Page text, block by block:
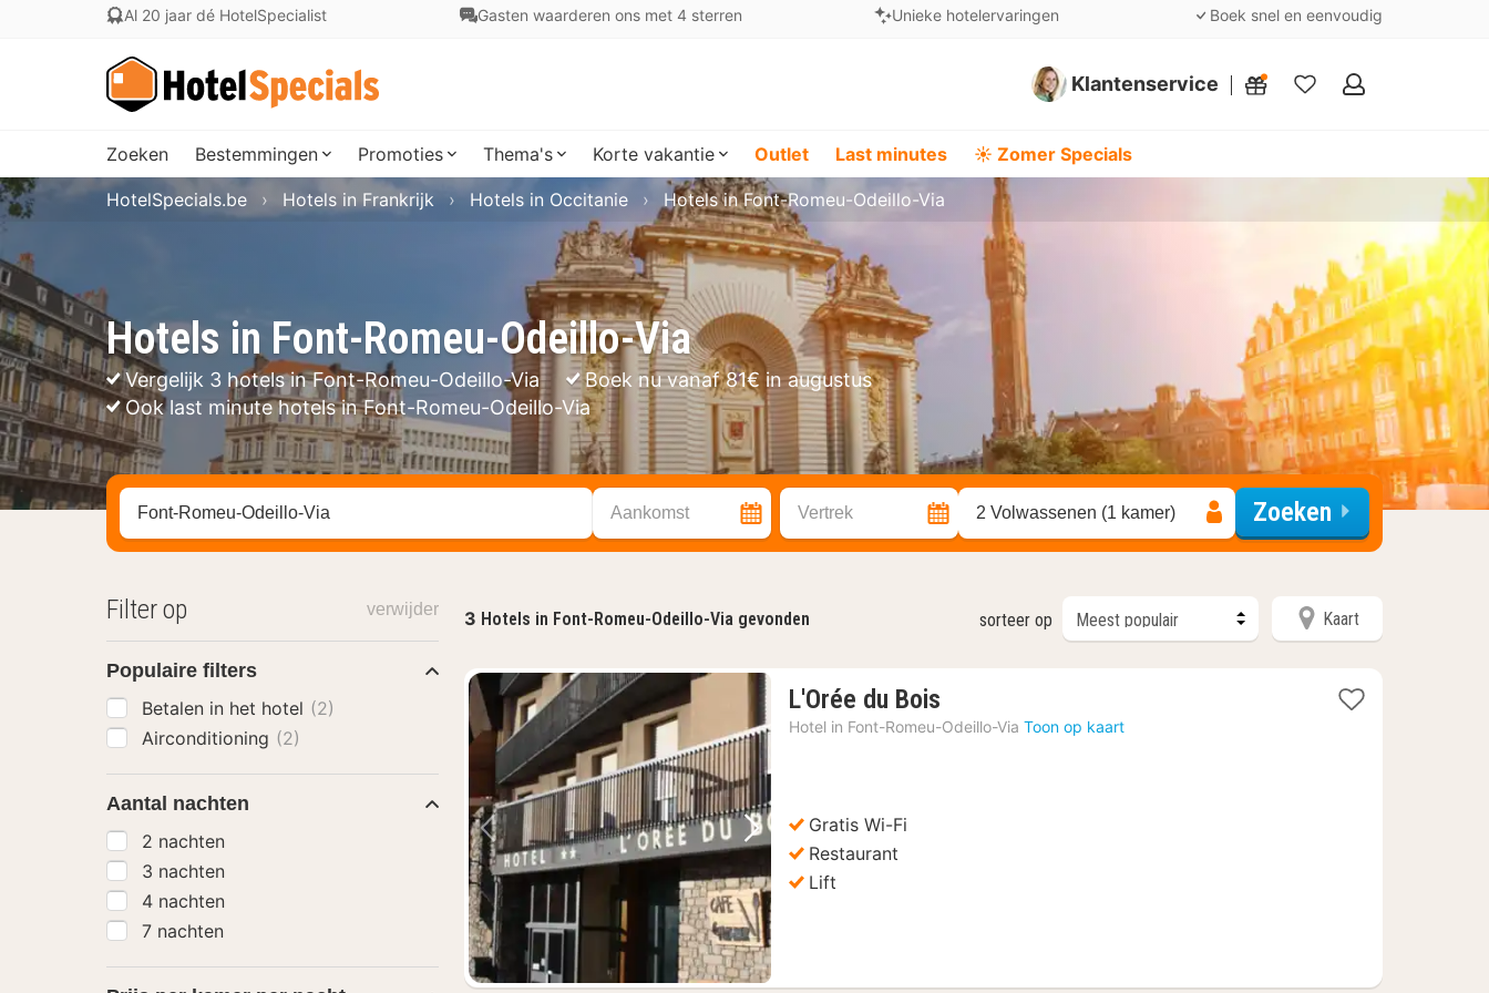
Al 20 jaar dé HotelSpecialist Gasten waarderen ons met 4 sterren Unieke hotelervaringen Boek snel en eenvoudig
Klantenservice
Mijn
Zoeken Bestemmingen Promoties Thema's Korte vakantie Outlet Last minutes ☀️ Zomer Specials
Hotels in Font-Romeu-Odeillo-Via
Vergelijk 3 hotels in Font-Romeu-Odeillo-Via
Boek nu vanaf 81€ in augustus
Ook last minute hotels in Font-Romeu-Odeillo-Via
HotelSpecials.be Hotels in Frankrijk Hotels in Occitanie Hotels in Font-Romeu-Odeillo-Via
Zoek op hotel, regio of stad Aankomst Vertrek 2 Volwassenen (1 kamer) Zoeken
3 Hotels in Font-Romeu-Odeillo-Via gevonden sorteer op Kaart
Vorige foto Volgende foto
L'Orée du Bois
nacht
Hotel in Font-Romeu-Odeillo-Via Toon op kaart
Gratis Wi-Fi
Restaurant
Lift
Filter op verwijder
Populaire filters
Betalen in het hotel (2)
Airconditioning (2)
Aantal nachten
2 nachten
3 nachten
4 nachten
7 nachten